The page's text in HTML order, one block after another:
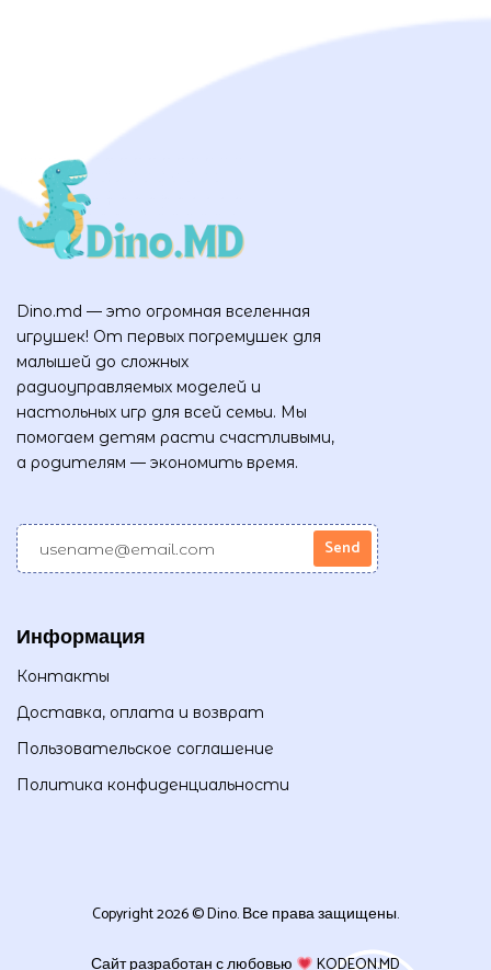
Dino.md — это огромная вселенная
игрушек! От первых погремушек для
малышей до сложных
радиоуправляемых моделей и
настольных игр для всей семьи. Мы
помогаем детям расти счастливыми,
а родителям — экономить время.
Информация
Контакты
Доставка, оплата и возврат
Пользовательское соглашение
Политика конфиденциальности
Copyright 2026 © Dino. Все права защищены.